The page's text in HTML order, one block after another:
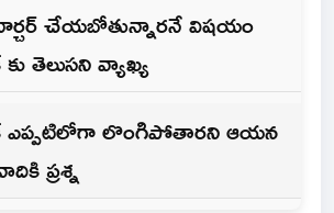
చేయబోతున్నారనే విషయం
తెలుసని వ్యాఖ్య
ఎప్పటిలోగా లొంగిపోతారని ఆయన
ప్రశ్న